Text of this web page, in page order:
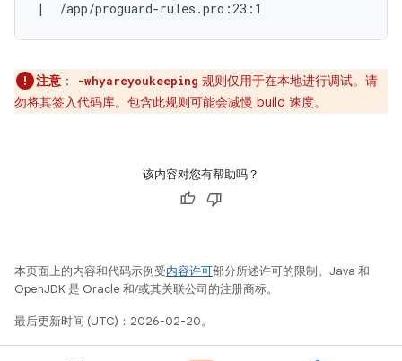
注意 ： -whyareyoukeeping 规则仅用于在本地进行调试。请
勿将其签入代码库。包含此规则可能会减慢 build 速度。
该内容对您有帮助吗？
本页面上的内容和代码示例受内容许可部分所述许可的限制。Java 和
OpenJDK 是 Oracle 和/或其关联公司的注册商标。
最后更新时间 (UTC)：2026-02-20。